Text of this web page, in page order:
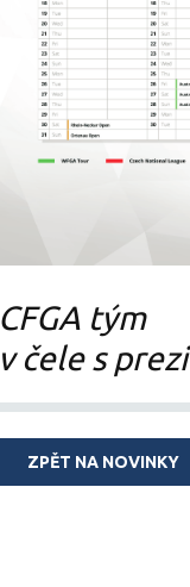
CFGA tým
v čele s
ZPĚT NA NOVINKY